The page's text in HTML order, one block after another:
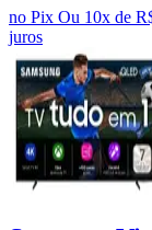
no Pix Ou 10x de
juros